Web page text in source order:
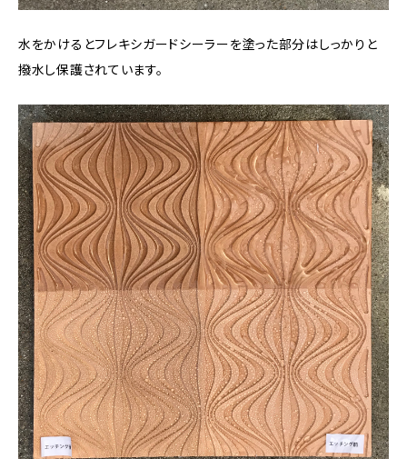
水をかけるとフレキシガードシーラーを塗った部分はしっかりと
撥水し保護されています。